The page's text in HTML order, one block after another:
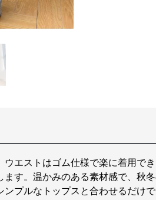
エストはゴム仕様で楽に着用でき
す。温かみのある素材感で、秋
プルなトップスと合わせるだけで